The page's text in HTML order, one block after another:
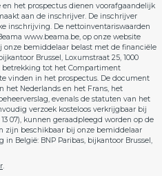
het prospectus dienen voorafgaandelijk
aan de inschrijver. De inschrijver
inschrijving. De nettoinventariswaarden
www.beama.be, op onze website
bemiddelaar belast met de financiële
Brussel, Loxumstraat 25, 1000
betrekking tot het Compartiment
vinden in het prospectus. De document
het Nederlands en het Frans, het
evenals de statuten van het
verzoek kosteloos verkrijgbaar bij
07), kunnen geraadpleegd worden op de
zijn beschikbaar bij onze bemiddelaar
België: BNP Paribas, bijkantoor Brussel,
.